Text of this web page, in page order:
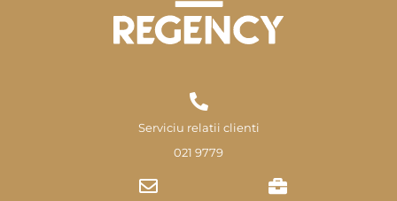
Serviciu relatii clienti
021 9779